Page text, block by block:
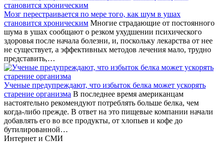
Мозг перестраивается по мере того, как шум в ушах
становится хроническим Многие страдающие от постоянного
шума в ушах сообщают о резком ухудшении психического
здоровья после начала болезни, и, поскольку лекарства от нее
не существует, а эффективных методов лечения мало, трудно
представить,…
Ученые предупреждают, что избыток белка может ускорять
старение организма В последнее время американцам
настоятельно рекомендуют потреблять больше белка, чем
когда-либо прежде. В ответ на это пищевые компании начали
добавлять его во все продукты, от хлопьев и кофе до
бутилированной…
Интернет и СМИ